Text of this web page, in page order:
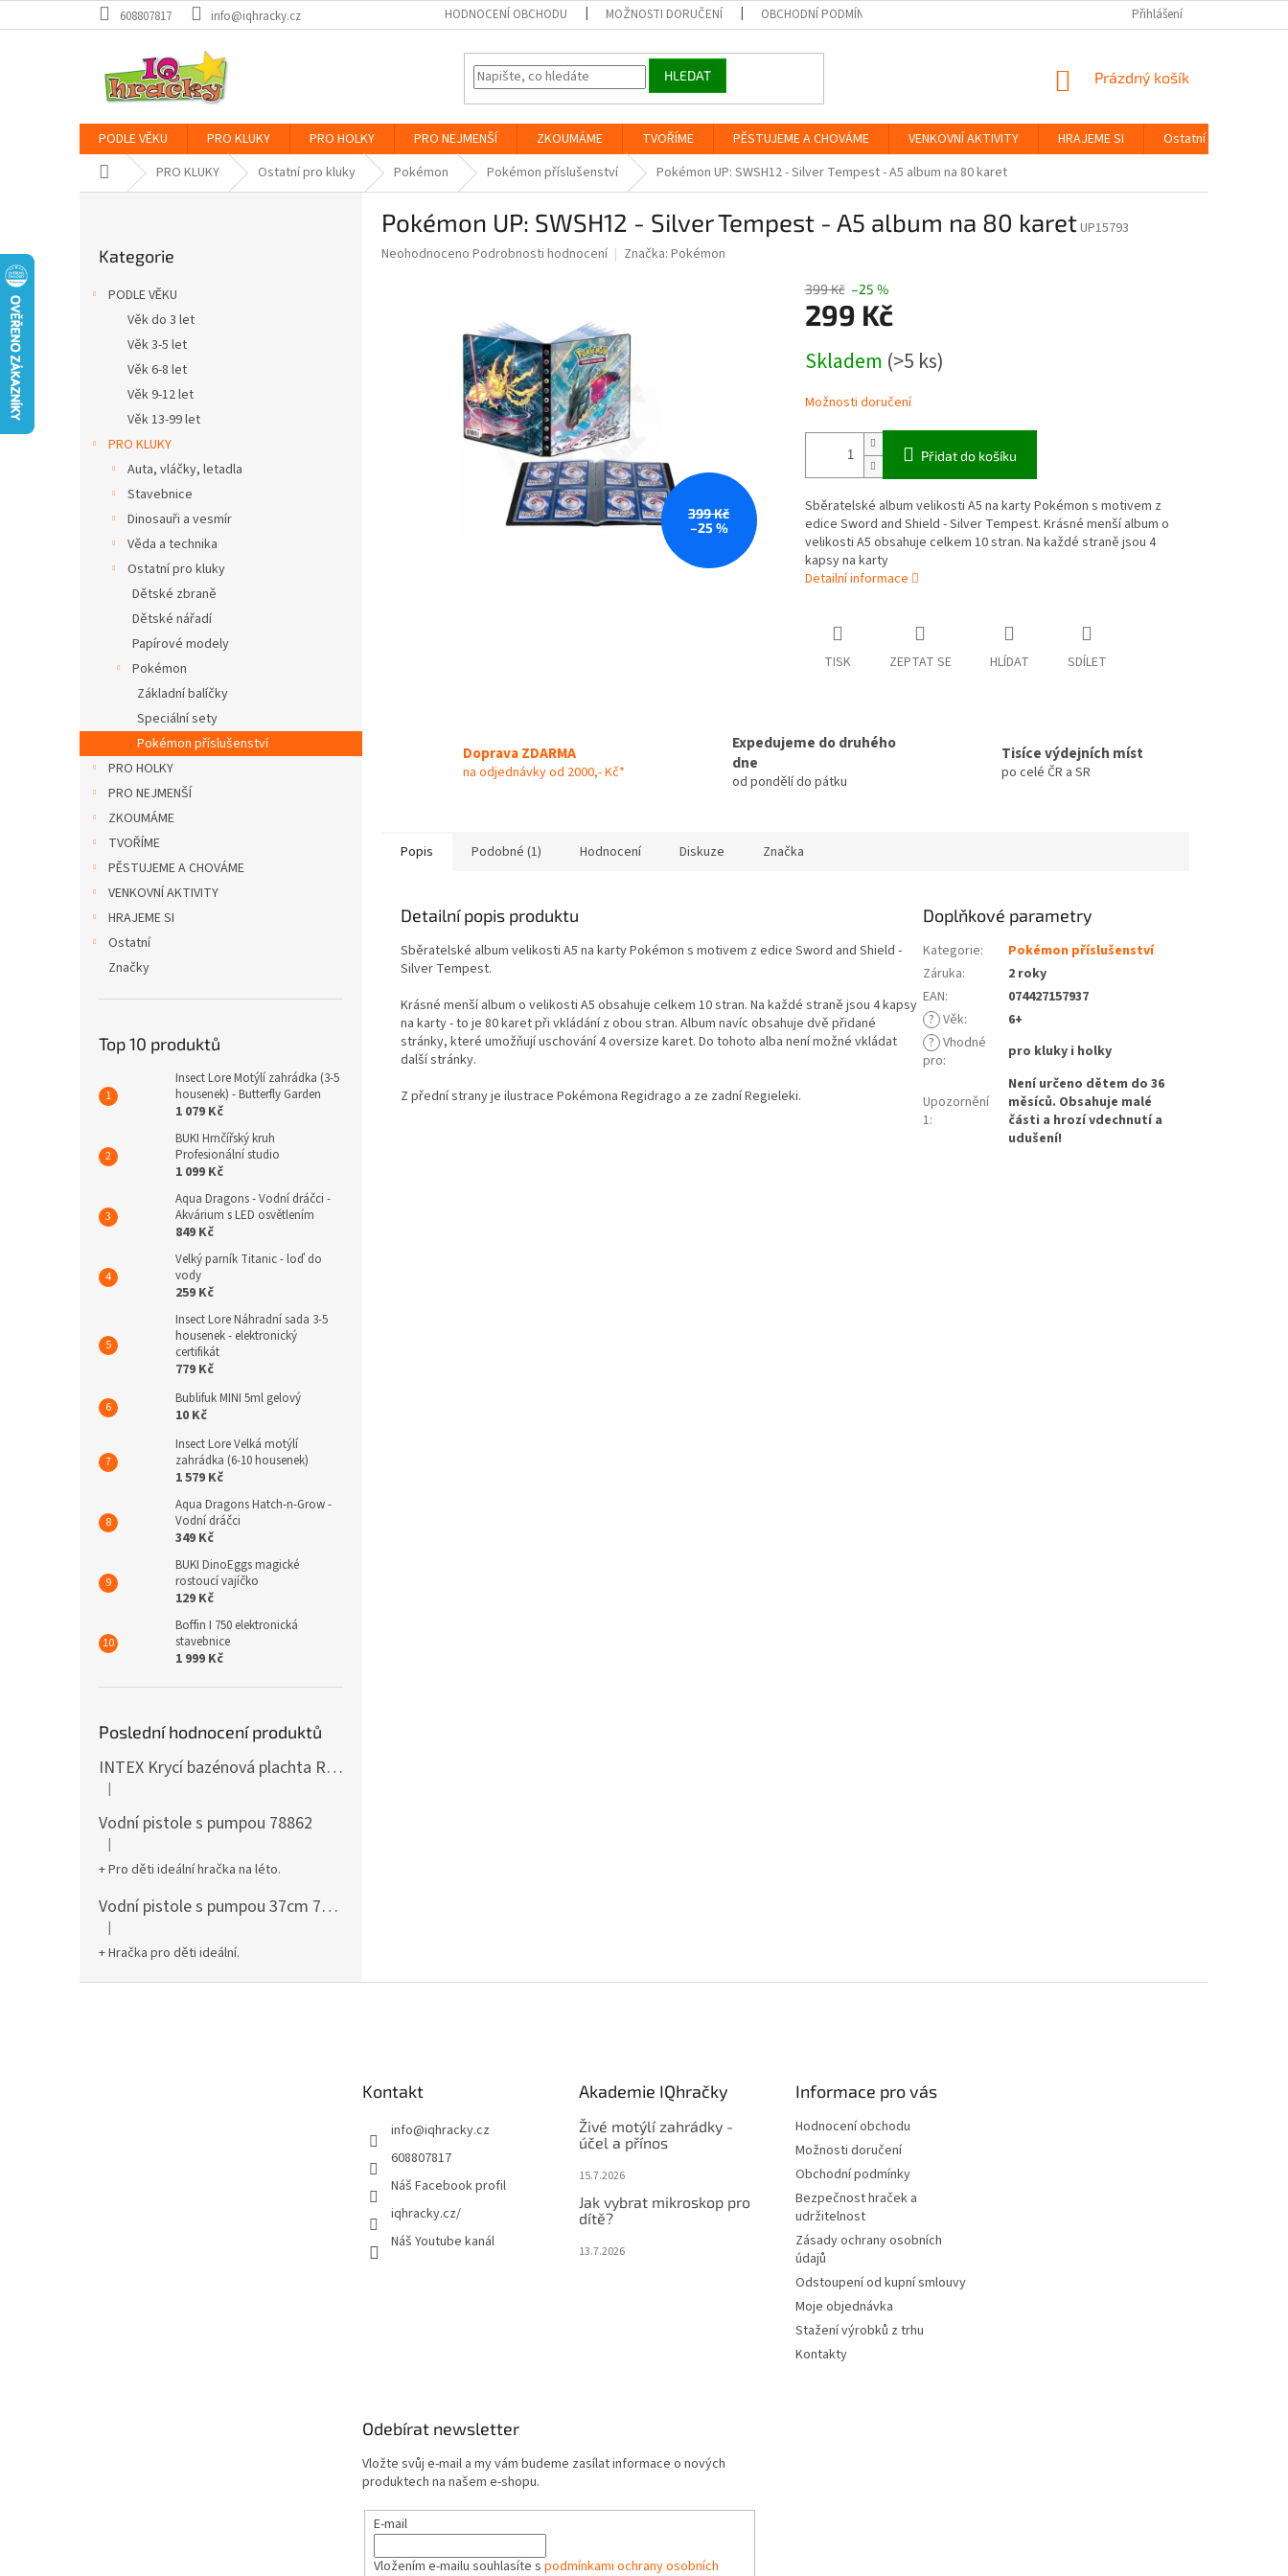
na
608807817 info@iqhracky.cz HODNOCENÍ OBCHODU MOŽNOSTI DORUČENÍ OBCHODNÍ PODMÍNKY ZÁSADY OCHRANY
Přihlášení
HLEDAT
NÁKUPNÍ
Prázdný košík
PODLE VĚKU PRO KLUKY PRO HOLKY PRO NEJMENŠÍ ZKOUMÁME TVOŘÍME PĚSTUJEME A CHOVÁME VENKOVNÍ AKTIVITY HRAJEME SI Ostatní
Domů PRO KLUKY Ostatní pro kluky Pokémon Pokémon příslušenství Pokémon UP: SWSH12 - Silver Tempest - A5 album na 80 karet
kategorie
Kategorie
PODLE VĚKU
Věk do 3 let
Věk 3-5 let
Věk 6-8 let
Věk 9-12 let
Věk 13-99 let
PRO KLUKY
Auta, vláčky, letadla
Stavebnice
Dinosauři a vesmír
Věda a technika
Ostatní pro kluky
Dětské zbraně
Dětské nářadí
Papírové modely
Pokémon
Základní balíčky
Speciální sety
Pokémon příslušenství
PRO HOLKY
PRO NEJMENŠÍ
ZKOUMÁME
TVOŘÍME
PĚSTUJEME A CHOVÁME
VENKOVNÍ AKTIVITY
HRAJEME SI
Ostatní
Značky
Top 10 produktů
Insect Lore Motýlí zahrádka (3-5
housenek) - Butterfly Garden
1 079 Kč
BUKI Hrnčířský kruh
Profesionální studio
1 099 Kč
Aqua Dragons - Vodní dráčci -
Akvárium s LED osvětlením
849 Kč
Velký parník Titanic - loď do
vody
259 Kč
Insect Lore Náhradní sada 3-5
housenek - elektronický
certifikát
779 Kč
Bublifuk MINI 5ml gelový
10 Kč
Insect Lore Velká motýlí
zahrádka (6-10 housenek)
1 579 Kč
Aqua Dragons Hatch-n-Grow -
Vodní dráčci
349 Kč
BUKI DinoEggs magické
rostoucí vajíčko
129 Kč
Boffin I 750 elektronická
stavebnice
1 999 Kč
Poslední hodnocení produktů
INTEX Krycí bazénová plachta Round 305cm 28030
Hodnocení produktu je 5 z 5 hvězdiček.
|
Vodní pistole s pumpou 78862
Hodnocení produktu je 5 z 5 hvězdiček.
|
+ Pro děti ideální hračka na léto.
Vodní pistole s pumpou 37cm 78961
Hodnocení produktu je 5 z 5 hvězdiček.
|
+ Hračka pro děti ideální.
Pokémon UP: SWSH12 - Silver Tempest - A5 album na 80 karetUP15793
Průměrné
Neohodnoceno Podrobnosti hodnocení Značka: Pokémon
399 Kč
–25 %
399 Kč –25 %
299 Kč
cena:
Skladem (>5 ks)
Možnosti doručení
Přidat do košíku
Sběratelské album velikosti A5 na karty Pokémon s motivem z
edice Sword and Shield - Silver Tempest. Krásné menší album o
velikosti A5 obsahuje celkem 10 stran. Na každé straně jsou 4
kapsy na karty
Detailní informace
TISK ZEPTAT SE HLÍDAT SDÍLET
Doprava ZDARMA
na odjednávky od 2000,- Kč*
Expedujeme do druhého
dne
od pondělí do pátku
Tisíce výdejních míst
po celé ČR a SR
Popis Podobné (1) Hodnocení Diskuze Značka
Detailní popis produktu
Sběratelské album velikosti A5 na karty Pokémon s motivem z edice Sword and Shield -
Silver Tempest.
Krásné menší album o velikosti A5 obsahuje celkem 10 stran. Na každé straně jsou 4 kapsy
na karty - to je 80 karet při vkládání z obou stran. Album navíc obsahuje dvě přidané
stránky, které umožňují uschování 4 oversize karet. Do tohoto alba není možné vkládat
další stránky.
Z přední strany je ilustrace Pokémona Regidrago a ze zadní Regieleki.
Doplňkové parametry
Kategorie:
Pokémon příslušenství
Záruka:
2 roky
EAN:
074427157937
? Věk:
6+
? Vhodné
pro: pro kluky i holky
Upozornění
1:
Není určeno dětem do 36
měsíců. Obsahuje malé
části a hrozí vdechnutí a
udušení!
Kontakt
info@iqhracky.cz
608807817
Náš Facebook profil
iqhracky.cz/
Náš Youtube kanál
Akademie IQhračky
Živé motýlí zahrádky -
účel a přínos
15.7.2026
Jak vybrat mikroskop pro
dítě?
13.7.2026
Informace pro vás
Hodnocení obchodu
Možnosti doručení
Obchodní podmínky
Bezpečnost hraček a
udržitelnost
Zásady ochrany osobních
údajů
Odstoupení od kupní smlouvy
Moje objednávka
Stažení výrobků z trhu
Kontakty
Odebírat newsletter
Vložte svůj e-mail a my vám budeme zasílat informace o nových
produktech na našem e-shopu.
E-mail
Vložením e-mailu souhlasíte s podmínkami ochrany osobních